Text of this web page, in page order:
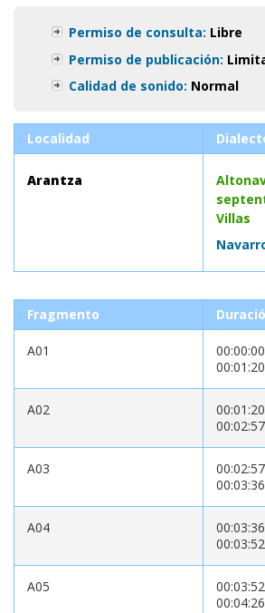
Permiso de consulta: Libre
Permiso de publicación:
Calidad de sonido: Normal
Localidad
Arantza
Villas
Fragmento
A01
00:00:00
00:01:20
A02
00:01:20
00:02:57
A03
00:02:57
00:03:36
A04
00:03:36
00:03:52
A05
00:03:52
00:04:26